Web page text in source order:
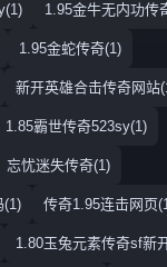
1.95金牛无内功传
1.95金蛇传奇(1)
新开英雄合击传奇网站
1.85霸世传奇523sy(1)
忘忧迷失传奇(1)
(1) 传奇1.95连击网页
1.80玉兔元素传奇sf新